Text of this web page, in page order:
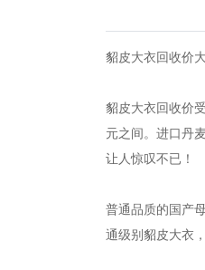
貂皮大衣回收价
貂皮大衣回收价
元之间。进口丹
让人惊叹不已！
普通品质的国产
通级别貂皮大衣